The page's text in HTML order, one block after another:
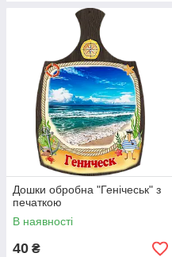
Дошки обробна "Генічеськ" з
печаткою
В наявності
40 ₴